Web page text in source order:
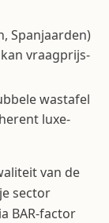
Spanjaarden)
vraagprijs-
wastafel
luxe-
van de
sector
BAR-factor